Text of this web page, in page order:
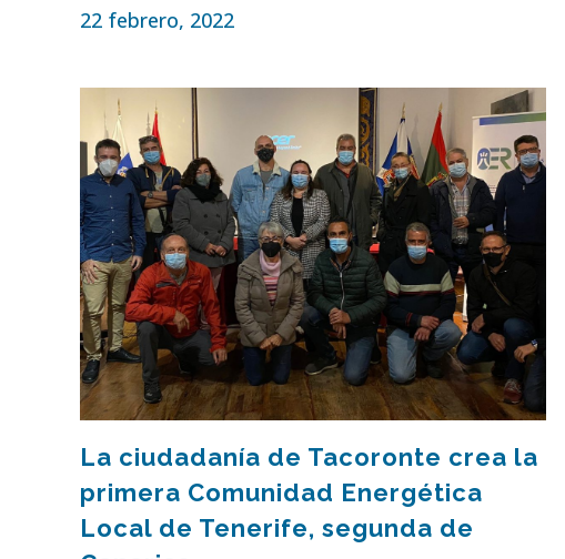
22 febrero, 2022
La ciudadanía de Tacoronte crea la
primera Comunidad Energética
Local de Tenerife, segunda de